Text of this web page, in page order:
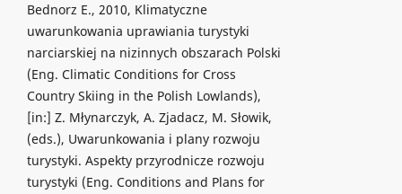
Bednorz E., 2010, Klimatyczne
uwarunkowania uprawiania turystyki
narciarskiej na nizinnych obszarach Polski
(Eng. Climatic Conditions for Cross
Country Skiing in the Polish Lowlands),
[in:] Z. Młynarczyk, A. Zjadacz, M. Słowik,
(eds.), Uwarunkowania i plany rozwoju
turystyki. Aspekty przyrodnicze rozwoju
turystyki (Eng. Conditions and Plans for